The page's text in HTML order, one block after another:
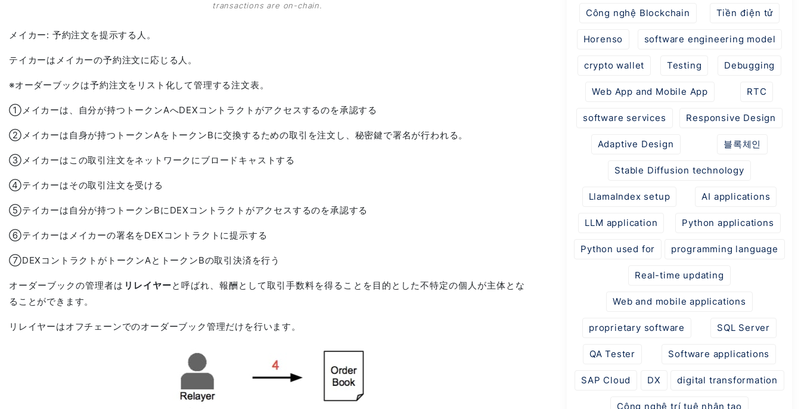
transactions are on-chain.
メイカー: 予約注文を提示する人。
テイカーはメイカーの予約注文に応じる人。
※オーダーブックは予約注文をリスト化して管理する注文表。
①メイカーは、自分が持つトークンAへDEXコントラクトがアクセスするのを承認する
②メイカーは自身が持つトークンAをトークンBに交換するための取引を注文し、秘密鍵で署名が行われる。
③メイカーはこの取引注文をネットワークにブロードキャストする
④テイカーはその取引注文を受ける
⑤テイカーは自分が持つトークンBにDEXコントラクトがアクセスするのを承認する
⑥テイカーはメイカーの署名をDEXコントラクトに提示する
⑦DEXコントラクトがトークンAとトークンBの取引決済を行う
オーダーブックの管理者は リレイヤーと呼ばれ、報酬として取引手数料を得ることを目的とした不特定の個人が主体とな
ることができます。
リレイヤーはオフチェーンでのオーダーブック管理だけを行います。
Công nghệ Blockchain Tiền điện tử
Horenso software engineering model
crypto wallet Testing Debugging
Web App and Mobile App RTC
software services Responsive Design
Adaptive Design 블록체인
Stable Diffusion technology
LlamaIndex setup AI applications
LLM application Python applications
Python used for programming language
Real-time updating
Web and mobile applications
proprietary software SQL Server
QA Tester Software applications
SAP Cloud DX digital transformation
Công nghệ trí tuệ nhân tạo